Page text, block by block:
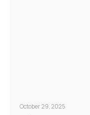
October 29, 2025